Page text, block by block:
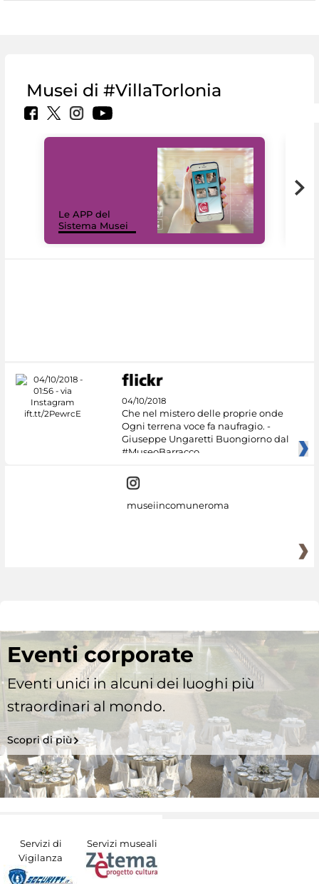
Musei di #VillaTorlonia
Le APP del
Sistema Musei
04/10/2018
Che nel mistero delle proprie onde
Ogni terrena voce fa naufragio. -
Giuseppe Ungaretti Buongiorno dal
#MuseoBarracco
museiincomuneroma
Eventi corporate
Eventi unici in alcuni dei luoghi più
straordinari al mondo.
Scopri di più
Servizi di
Vigilanza
Servizi museali